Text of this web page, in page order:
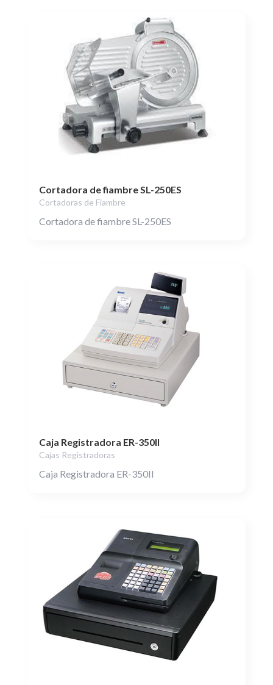
Cortadora de fiambre SL-250ES
Cortadoras de Fiambre
Cortadora de fiambre SL-250ES
Caja Registradora ER-350II
Cajas Registradoras
Caja Registradora ER-350II